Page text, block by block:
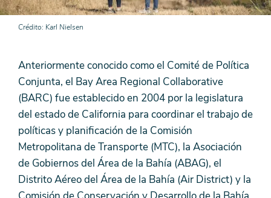
Crédito Karl Nielsen
Anteriormente conocido como el Comité de Política
Conjunta, el Bay Area Regional Collaborative
(BARC) fue establecido en 2004 por la legislatura
del estado de California para coordinar el trabajo de
políticas y planificación de la Comisión
Metropolitana de Transporte (MTC), la Asociación
de Gobiernos del Área de la Bahía (ABAG), el
Distrito Aéreo del Área de la Bahía (Air District) y la